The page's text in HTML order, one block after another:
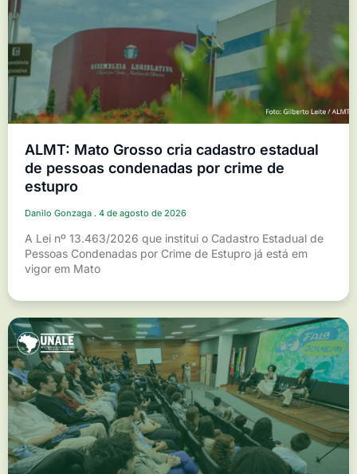
ALMT: Mato Grosso cria cadastro estadual
de pessoas condenadas por crime de
estupro
Danilo Gonzaga 4 de agosto de 2026
A Lei nº 13.463/2026 que institui o Cadastro Estadual de
Pessoas Condenadas por Crime de Estupro já está em
vigor em Mato